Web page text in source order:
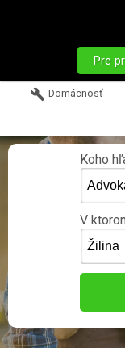
Pre
build Domácnosť
Koho
V